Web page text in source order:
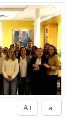
A+ a-